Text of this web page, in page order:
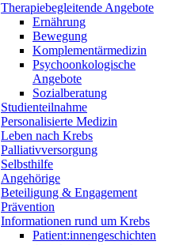
Therapiebegleitende Angebote
Ernährung
Bewegung
Komplementärmedizin
Psychoonkologische
Angebote
Sozialberatung
Studienteilnahme
Personalisierte Medizin
Leben nach Krebs
Palliativversorgung
Selbsthilfe
Angehörige
Beteiligung & Engagement
Prävention
Informationen rund um Krebs
Patient:innengeschichten